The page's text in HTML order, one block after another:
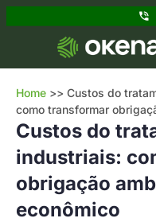
Home >> Custos do
como transformar
Custos do
industriais:
obrigação
econômico